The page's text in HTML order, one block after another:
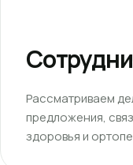
Рассматриваем
предложения,
здоровья и